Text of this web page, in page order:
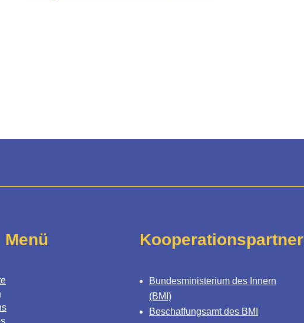
Menü Kooperationspartner
Bundesministerium des Innern
(BMI)
Beschaffungsamt des BMI